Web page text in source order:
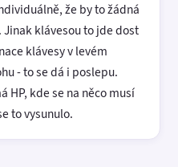
že by to žádná
klávesou to jde dost
klávesy v levém
- to se dá i poslepu.
HP, kde se na něco musí
to vysunulo.